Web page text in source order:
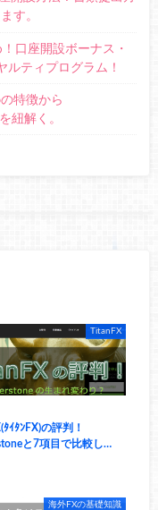
す。
口座開設ボーナス・
ルティプログラム！
特徴から
紐解く。
TitanFX
ｲﾀﾝFX)の評判！
と7項目で比較し…
海外FXの基礎知識